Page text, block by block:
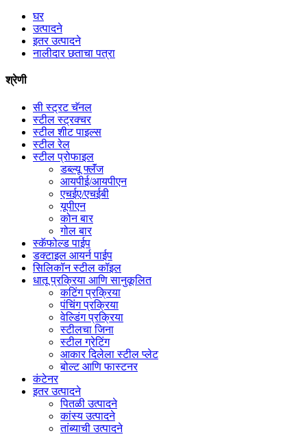
घर
उत्पादने
इतर उत्पादने
नालीदार छताचा पत्रा
श्रेणी
सी स्ट्रट चॅनल
स्टील स्ट्रक्चर
स्टील शीट पाइल्स
स्टील रेल
स्टील प्रोफाइल
डब्ल्यू फ्लॅंज
आयपीई/आयपीएन
एचईए/एचईबी
यूपीएन
कोन बार
गोल बार
स्कॅफोल्ड पाईप
डक्टाइल आयर्न पाईप
सिलिकॉन स्टील कॉइल
धातू प्रक्रिया आणि सानुकूलित
कटिंग प्रक्रिया
पंचिंग प्रक्रिया
वेल्डिंग प्रक्रिया
स्टीलचा जिना
स्टील ग्रेटिंग
आकार दिलेला स्टील प्लेट
बोल्ट आणि फास्टनर
कंटेनर
इतर उत्पादने
पितळी उत्पादने
कांस्य उत्पादने
तांब्याची उत्पादने